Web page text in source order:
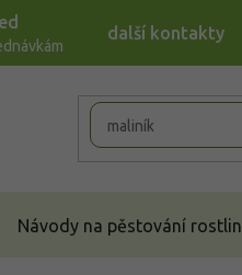
další kontakty
Návody na pěstování rostlin